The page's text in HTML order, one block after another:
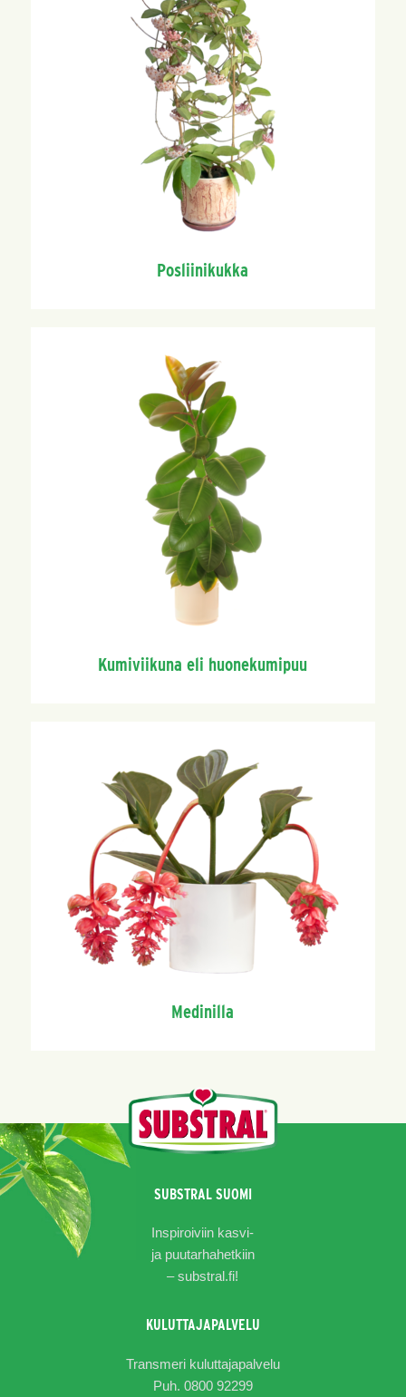
Posliinikukka
Kumiviikuna eli huonekumipuu
Medinilla
SUBSTRAL SUOMI
Inspiroiviin kasvi-
ja puutarhahetkiin
–substral.fi!
KULUTTAJAPALVELU
Transmeri kuluttajapalvelu
Puh. 0800 92299